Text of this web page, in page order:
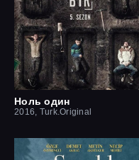
Ноль один
2016, Turk.Original